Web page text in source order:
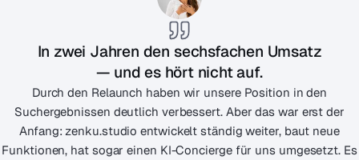
In zwei Jahren den sechsfachen Umsatz
— und es hört nicht auf.
Durch den Relaunch haben wir unsere Position in den
Suchergebnissen deutlich verbessert. Aber das war erst der
Anfang: zenku.studio entwickelt ständig weiter, baut neue
Funktionen, hat sogar einen KI-Concierge für uns umgesetzt. Es